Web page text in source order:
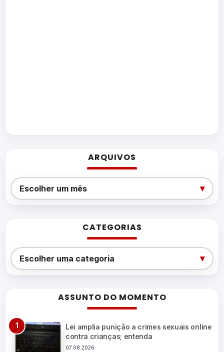
ARQUIVOS
Arquivos
Escolher um mês ▾
CATEGORIAS
Categorias
Escolher uma categoria ▾
ASSUNTO DO MOMENTO
Lei amplia punição a crimes sexuais online
contra crianças; entenda
07.08.2026